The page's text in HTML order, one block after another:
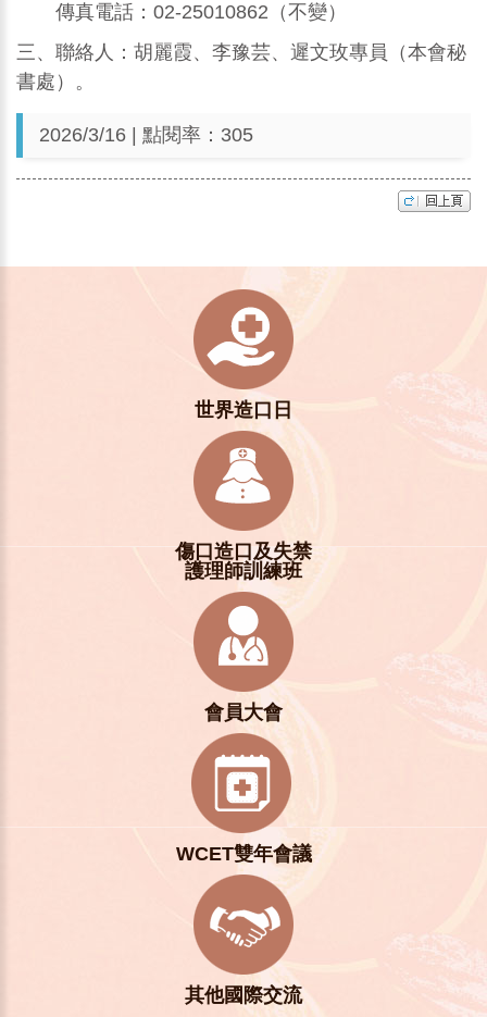
傳真電話：02-25010862（不變）
三、聯絡人：胡麗霞、李豫芸、遲文玫專員（本會秘
書處）。
2026/3/16 | 點閱率：305
世界造口日
傷口造口及失禁
護理師訓練班
會員大會
WCET雙年會議
其他國際交流